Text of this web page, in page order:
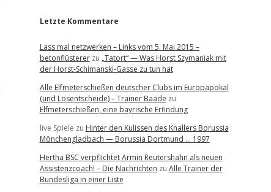
Letzte Kommentare
Lass mal netzwerken – Links vom 5. Mai 2015 –
betonflüstererzu „Tatort“ — Was Horst Szymaniak mit
der Horst-Schimanski-Gasse zu tun hat
Alle Elfmeterschießen deutscher Clubs im Europapokal
(und Losentscheide) – Trainer Baade zu
Elfmeterschießen, eine bayrische Erfindung
live Spiele zu Hinter den Kulissen des Knallers Borussia
Mönchengladbach — Borussia Dortmund … 1997
Hertha BSC verpflichtet Armin Reutershahn als neuen
Assistenzcoach! – Die Nachrichten zu Alle Trainer der
Bundesliga in einer Liste